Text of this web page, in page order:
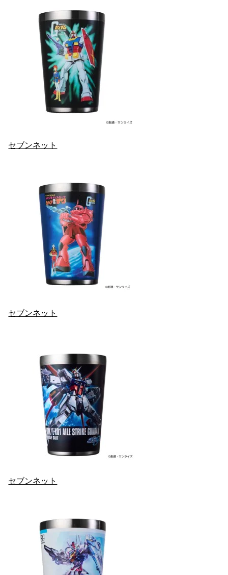
セブンネット
セブンネット
セブンネット